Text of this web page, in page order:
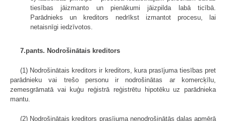
tiesības jāizmanto un pienākumi jāizpilda labā ticībā.
Parādnieks un kreditors nedrīkst izmantot procesu, lai
netaisnīgi iedzīvotos.
7.pants. Nodrošinātais kreditors
(1) Nodrošinātais kreditors ir kreditors, kura prasījuma tiesības pret
parādnieku vai trešo personu ir nodrošinātas ar komercķīlu,
zemesgrāmatā vai kuģu reģistrā reģistrētu hipotēku uz parādnieka
mantu.
(2) Nodrošinātais kreditors prasījuma nenodrošinātās daļas apmērā